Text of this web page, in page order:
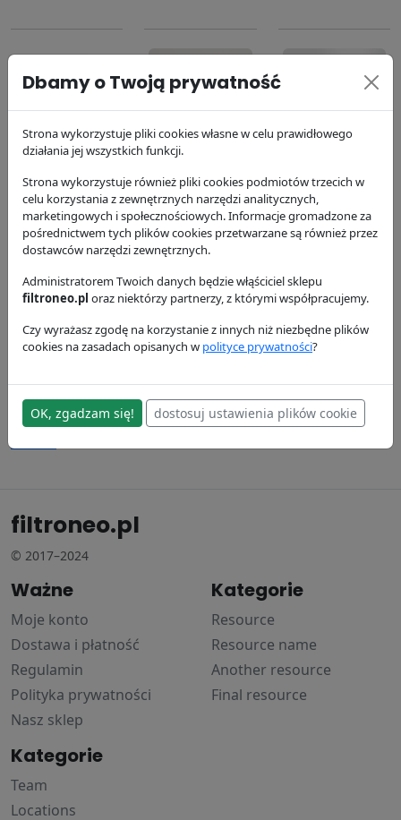
Filtr
P164378
Donaldson
173.13 zł
Filtr paliwa
Donaldson
109.51 zł
Filtr powietrza
Donaldson
123.89 zł
P780030
Donaldson
filtroneo.pl
© 2017–2024
Ważne
Moje konto
Dostawa i płatność
Regulamin
Polityka prywatności
Nasz sklep
Kategorie
Resource
Resource name
Another resource
Final resource
Kategorie
Team
Locations
Dbamy o Twoją prywatność
Strona wykorzystuje pliki cookies własne w celu prawidłowego
działania jej wszystkich funkcji.
Strona wykorzystuje również pliki cookies podmiotów trzecich w
celu korzystania z zewnętrznych narzędzi analitycznych,
marketingowych i społecznościowych. Informacje gromadzone za
pośrednictwem tych plików cookies przetwarzane są również przez
dostawców narzędzi zewnętrznych.
Administratorem Twoich danych będzie włąściciel sklepu
filtroneo.pl oraz niektórzy partnerzy, z którymi współpracujemy.
Czy wyrażasz zgodę na korzystanie z innych niż niezbędne plików
cookies na zasadach opisanych w polityce prywatności?
OK, zgadzam się! dostosuj ustawienia plików cookie